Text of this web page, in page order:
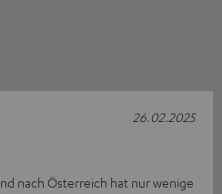
nach Österreich hat nur wenige
26.02.2025